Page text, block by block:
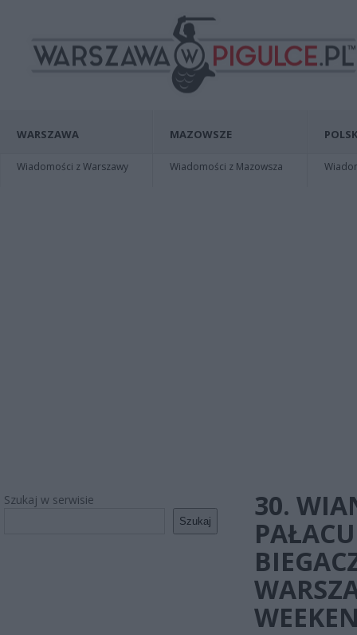
WARSZAWA
Wiadomości z Warszawy
MAZOWSZE
Wiadomości z Mazowsza
Szukaj w serwisie
Szukaj
30.